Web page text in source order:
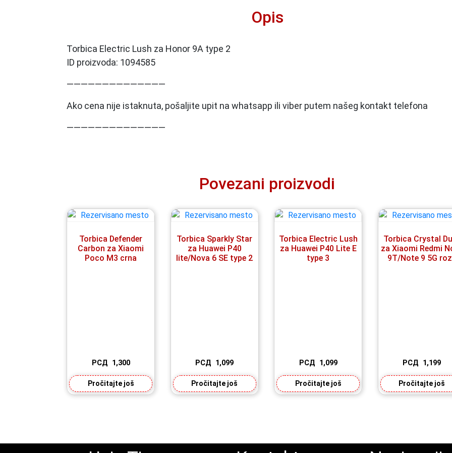
Opis
Torbica Electric Lush za Honor 9A type 2
ID proizvoda: 1094585
——————————————
Ako cena nije istaknuta, pošaljite upit na whatsapp ili viber putem našeg kontakt telefona
——————————————
Povezani proizvodi
Torbica Defender
Carbon za Xiaomi
Poco M3 crna
РСД 1,300
Pročitajte još
Torbica Sparkly Star
za Huawei P40
lite/Nova 6 SE type 2
РСД 1,099
Pročitajte još
Torbica Electric Lush
za Huawei P40 Lite E
type 3
РСД 1,099
Pročitajte još
Torbica Crystal
za Xiaomi Redmi
9T/Note 9 5G
РСД 1,199
Pročitajte još